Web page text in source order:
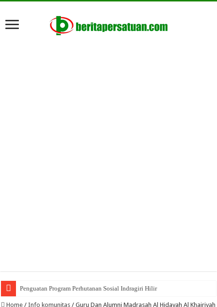
Penguatan Program Perhutanan Sosial Indragiri Hilir
Home / Info komunitas / Guru Dan Alumni Madrasah Al Hidayah Al Khairiyah